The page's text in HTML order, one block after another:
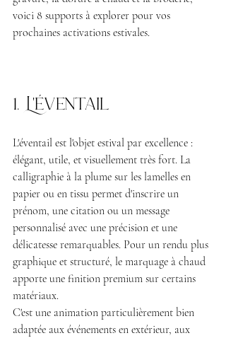
voici 8 supports à explorer pour vos
prochaines activations estivales.
1. L'éventail
L'éventail est l'objet estival par excellence :
élégant, utile, et visuellement très fort. La
calligraphie à la plume sur les lamelles en
papier ou en tissu permet d'inscrire un
prénom, une citation ou un message
personnalisé avec une précision et une
délicatesse remarquables. Pour un rendu plus
graphique et structuré, le marquage à chaud
apporte une finition premium sur certains
matériaux.
C'est une animation particulièrement bien
adaptée aux événements en extérieur, aux